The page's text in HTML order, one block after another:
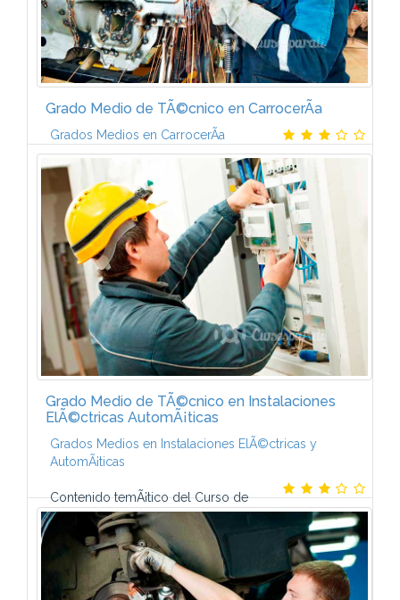
Grado Medio de TÃ©cnico en CarrocerÃ­a
Grados Medios en CarrocerÃ­a
Contenido temÃ¡tico. Â¿QuÃ© aprenderÃ¡s?-Este
Plan de FormaciÃ³n de TÃ©cnico en CarrocerÃ­a del
AutomÃ³vil incluye los temarios que aparecen a
continuaciÃ³n: 1. Elementos amovibles 2...
Grado Medio de TÃ©cnico en Instalaciones
ElÃ©ctricas AutomÃ¡ticas
Grados Medios en Instalaciones ElÃ©ctricas y
AutomÃ¡ticas
Contenido temÃ¡tico del Curso de
TÃ©cnico en Instalaciones ElÃ©ctricas y
AutomÃ¡ticas-El programa de este Curso a distancia
de CCC integra los contenidos fundamentales que